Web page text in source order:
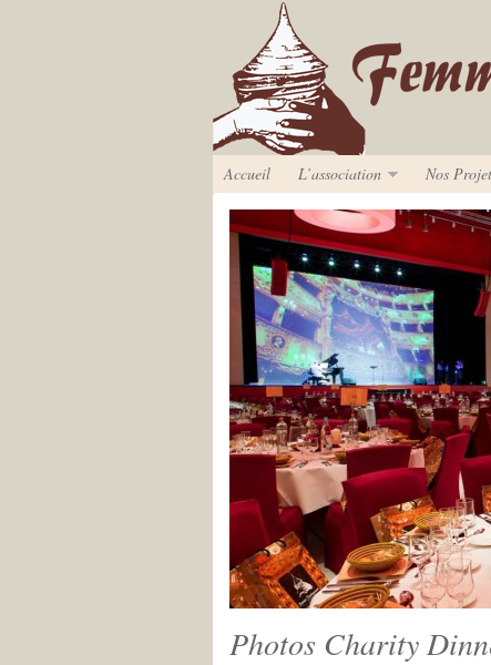
Accueil L’association Nos
Photos Charity